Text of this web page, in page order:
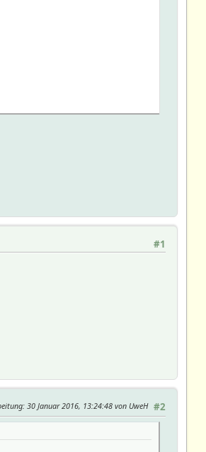
#1
#2
: 30 Januar 2016, 13:24:48 von UweH